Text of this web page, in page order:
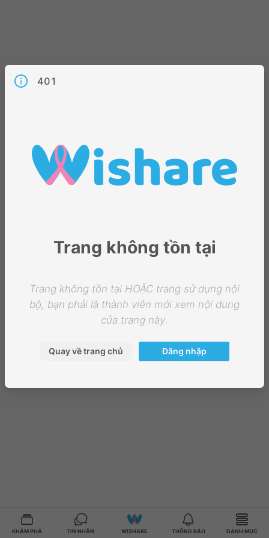
KHÁM PHÁ TIN NHẮN WISHARE THÔNG BÁO DANH MỤC
401
Trang không tồn tại
Trang không tồn tại HOẶC trang sử dụng nội
bộ, bạn phải là thành viên mới xem nội dung
của trang này.
Quay về trang chủ Đăng nhập